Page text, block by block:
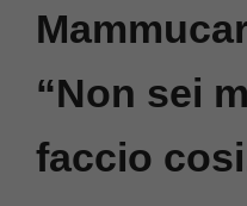
“Non sei
faccio